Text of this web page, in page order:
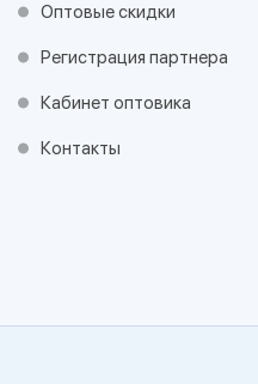
Оптовые скидки
Регистрация партнера
Кабинет оптовика
Контакты